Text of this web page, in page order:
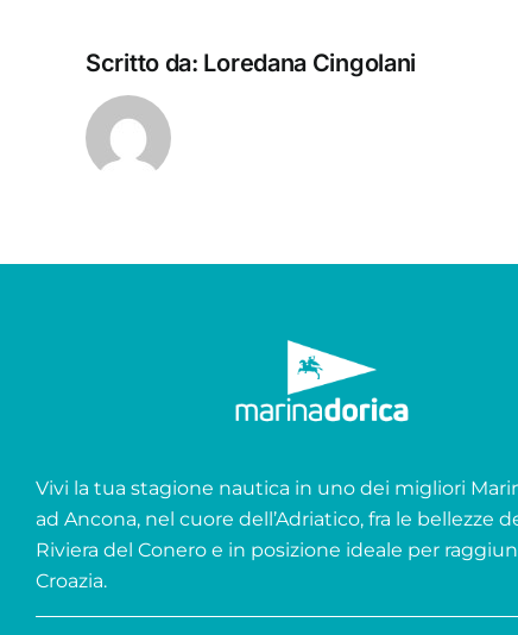
Scritto da: Loredana Cingolani
Vivi la tua stagione nautica in uno dei migliori
ad Ancona, nel cuore dell’Adriatico, fra le bellezze
Riviera del Conero e in posizione ideale per
Croazia.